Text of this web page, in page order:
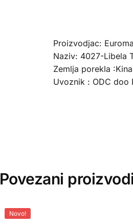
Proizvodjac:
Naziv: 4027-Libela
Zemlja porekla :Kina
Uvoznik : ODC doo
Povezani proizvodi
Novo!